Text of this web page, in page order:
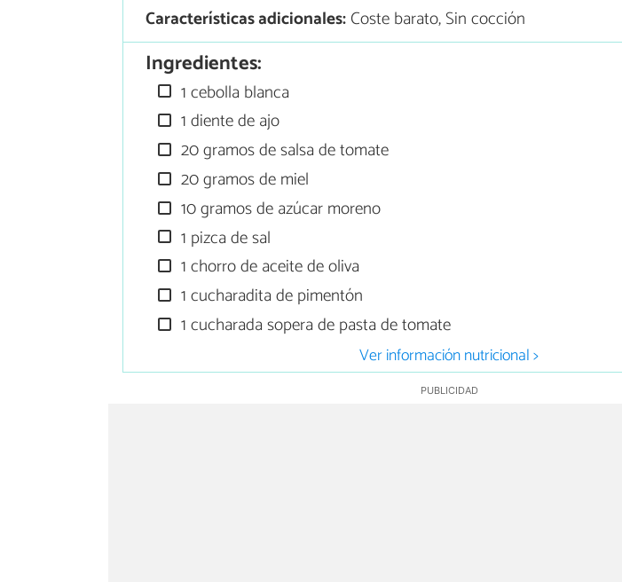
Características adicionales:Coste barato, Sin cocción
Ingredientes:
1 cebolla blanca
1 diente de ajo
20 gramos de salsa de tomate
20 gramos de miel
10 gramos de azúcar moreno
1 pizca de sal
1 chorro de aceite de oliva
1 cucharadita de pimentón
1 cucharada sopera de pasta de tomate
Ver información nutricional >